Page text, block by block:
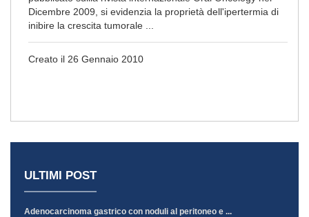
Dicembre 2009, si evidenzia la proprietà dell'ipertermia di
inibire la crescita tumorale ...
Creato il 26 Gennaio 2010
ULTIMI POST
Adenocarcinoma gastrico con noduli al peritoneo e ...